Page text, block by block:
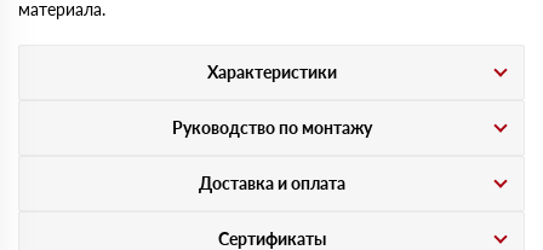
материала.
Характеристики
Руководство по монтажу
Доставка и оплата
Сертификаты